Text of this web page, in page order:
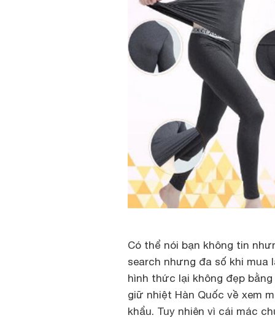
Có thể nói bạn không tin
search nhưng đa số khi mua
hình thức lại không đẹp
giữ nhiệt Hàn Quốc về xem
khẩu. Tuy nhiên vì cái mác